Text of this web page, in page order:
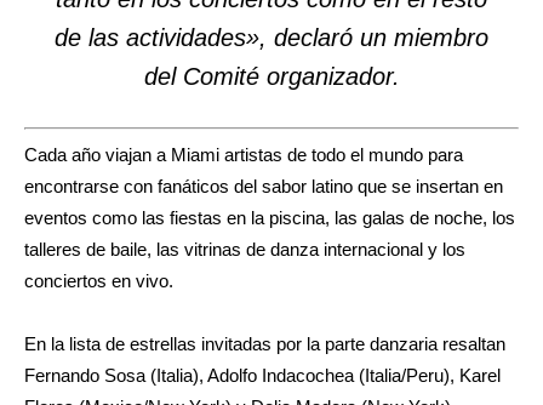
de las actividades», declaró un miembro
del Comité organizador.
Cada año viajan a Miami artistas de todo el mundo para
encontrarse con fanáticos del sabor latino que se insertan en
eventos como las fiestas en la piscina, las galas de noche, los
talleres de baile, las vitrinas de danza internacional y los
conciertos en vivo.
En la lista de estrellas invitadas por la parte danzaria resaltan
Fernando Sosa (Italia), Adolfo Indacochea (Italia/Peru), Karel